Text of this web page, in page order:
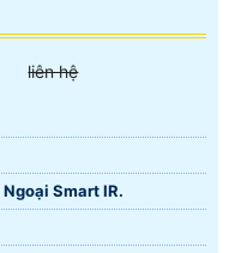
liên hệ
Smart IR.